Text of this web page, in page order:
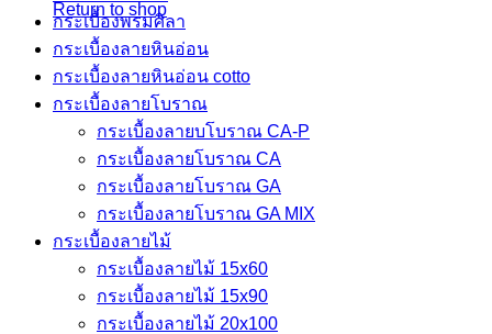
Return to shop
กระเบื้องพรมศิลา
กระเบื้องลายหินอ่อน
กระเบื้องลายหินอ่อน cotto
กระเบื้องลายโบราณ
กระเบื้องลายบโบราณ CA-P
กระเบื้องลายโบราณ CA
กระเบื้องลายโบราณ GA
กระเบื้องลายโบราณ GA MIX
กระเบื้องลายไม้
กระเบื้องลายไม้ 15x60
กระเบื้องลายไม้ 15x90
กระเบื้องลายไม้ 20x100